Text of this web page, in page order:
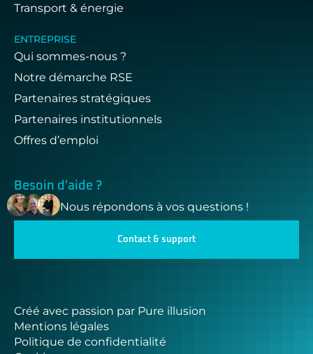
Transport & énergie
ENTREPRISE
Qui sommes-nous ?
Notre démarche RSE
Partenaires stratégiques
Partenaires institutionnels
Offres d’emploi
Besoin d'aide ?
Nous répondons à vos questions !
Contact & support
Créé avec passion par Pure illusion
Mentions légales
Politique de confidentialité